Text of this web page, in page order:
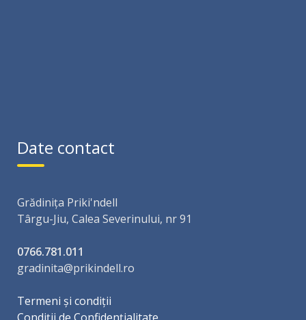
Date contact
Grădinița Priki'ndell
Târgu-Jiu, Calea Severinului, nr 91
0766.781.011
gradinita@prikindell.ro
Termeni și condiții